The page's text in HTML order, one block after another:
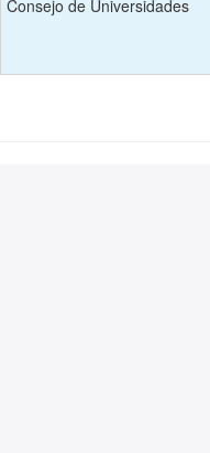
Consejo de Universidades